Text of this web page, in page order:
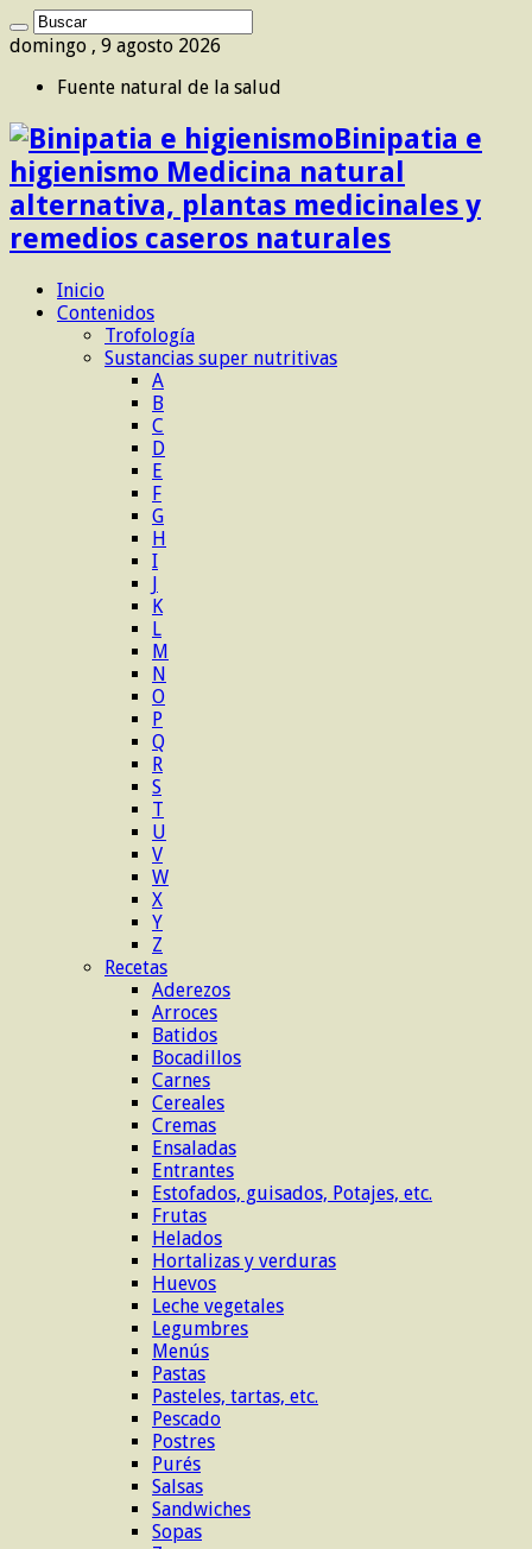
domingo , 9 agosto 2026
Fuente natural de la salud
Binipatia e
higienismo Medicina natural
alternativa, plantas medicinales y
remedios caseros naturales
Inicio
Contenidos
Trofología
Sustancias super nutritivas
A
B
C
D
E
F
G
H
I
J
K
L
M
N
O
P
Q
R
S
T
U
V
W
X
Y
Z
Recetas
Aderezos
Arroces
Batidos
Bocadillos
Carnes
Cereales
Cremas
Ensaladas
Entrantes
Estofados, guisados, Potajes, etc.
Frutas
Helados
Hortalizas y verduras
Huevos
Leche vegetales
Legumbres
Menús
Pastas
Pasteles, tartas, etc.
Pescado
Postres
Purés
Salsas
Sandwiches
Sopas